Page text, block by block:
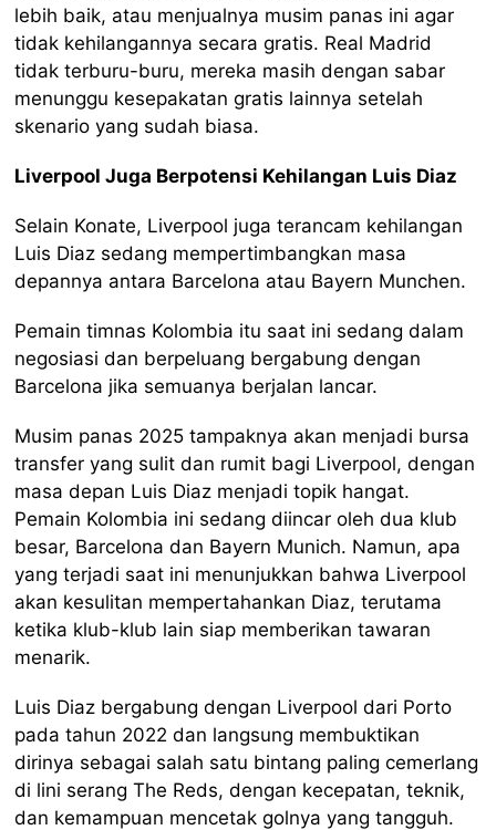
lebih baik, atau menjualnya musim panas ini agar
tidak kehilangannya secara gratis. Real Madrid
tidak terburu-buru, mereka masih dengan sabar
menunggu kesepakatan gratis lainnya setelah
skenario yang sudah biasa.
Liverpool Juga Berpotensi Kehilangan Luis Diaz
Selain Konate, Liverpool juga terancam kehilangan
Luis Diaz sedang mempertimbangkan masa
depannya antara Barcelona atau Bayern Munchen.
Pemain timnas Kolombia itu saat ini sedang dalam
negosiasi dan berpeluang bergabung dengan
Barcelona jika semuanya berjalan lancar.
Musim panas 2025 tampaknya akan menjadi bursa
transfer yang sulit dan rumit bagi Liverpool, dengan
masa depan Luis Diaz menjadi topik hangat.
Pemain Kolombia ini sedang diincar oleh dua klub
besar, Barcelona dan Bayern Munich. Namun, apa
yang terjadi saat ini menunjukkan bahwa Liverpool
akan kesulitan mempertahankan Diaz, terutama
ketika klub-klub lain siap memberikan tawaran
menarik.
Luis Diaz bergabung dengan Liverpool dari Porto
pada tahun 2022 dan langsung membuktikan
dirinya sebagai salah satu bintang paling cemerlang
di lini serang The Reds, dengan kecepatan, teknik,
dan kemampuan mencetak golnya yang tangguh.